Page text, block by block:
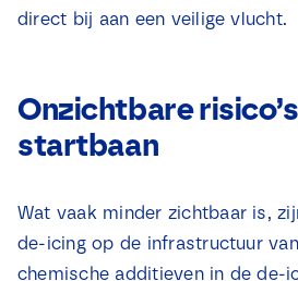
direct bij aan een veilige vlucht.
Onzichtbare
startbaan
Wat vaak minder zichtbaar is,
de-icing op de infrastructuur
chemische additieven in de de-